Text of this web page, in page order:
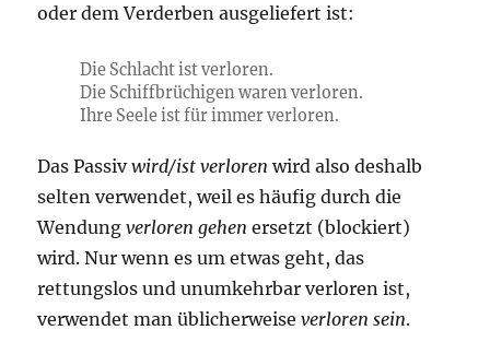
oder dem Verderben ausgeliefert ist:
Die Schlacht ist verloren.
Die Schiffbrüchigen waren verloren.
Ihre Seele ist für immer verloren.
Das Passivwird/ist verloren wird also deshalb
selten verwendet, weil es häufig durch die
Wendungverloren gehen ersetzt (blockiert)
wird. Nur wenn es um etwas geht, das
rettungslos und unumkehrbar verloren ist,
verwendet man üblicherweiseverloren sein.